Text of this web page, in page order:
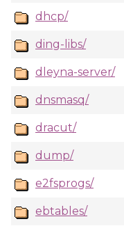
dhcp/
ding-libs/
dleyna-server/
dnsmasq/
dracut/
dump/
e2fsprogs/
ebtables/